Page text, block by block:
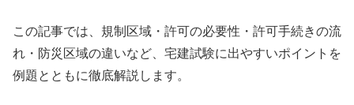
この記事では、規制区域・許可の必要性・許可手続きの流
れ・防災区域の違いなど、宅建試験に出やすいポイントを
例題とともに徹底解説します。